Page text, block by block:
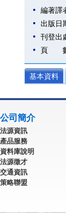
編著譯
出版日
刊登出
頁 數
基本資料
公司簡介
法源資訊
產品服務
資料庫說明
法源徵才
交通資訊
策略聯盟